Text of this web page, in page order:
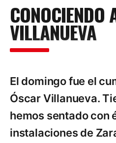
Food & Drink
Features
News
CONOCIENDO
VILLANUEVA
El domingo fue el
Óscar Villanueva.
hemos sentado con
instalaciones de